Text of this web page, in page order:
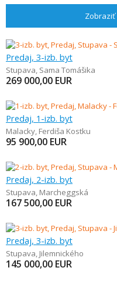
Zobraziť
Predaj, 3-izb. byt
Stupava, Sama Tomášika
269 000,00 EUR
Predaj, 1-izb. byt
Malacky, Ferdiša Kostku
95 900,00 EUR
Predaj, 2-izb. byt
Stupava, Marcheggská
167 500,00 EUR
Predaj, 3-izb. byt
Stupava, Jilemnického
145 000,00 EUR